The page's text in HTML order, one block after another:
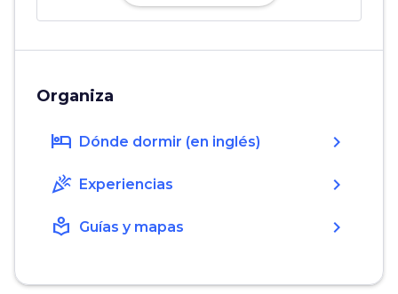
Organiza
hotel Dónde dormir (en inglés) chevron_right
celebration Experiencias chevron_right
local_library Guías y mapas chevron_right